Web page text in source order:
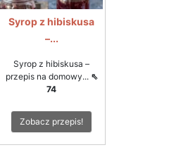
Syrop z hibiskusa
–...
Syrop z hibiskusa –
przepis na domowy... ⇖
74
Zobacz przepis!